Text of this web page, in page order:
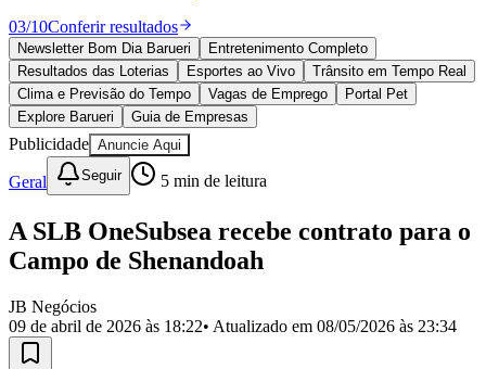
Esportes
Saúde
Segurança
Cultura
Meio Ambiente
Obras
Educação
Bairros de Barueri
Selecione sua regiãoPara notícias da sua região
JubranBelval
VistaCalifórniaCarapicuíbaCentroChácaras MarcoCidades da
Região
Militar
03/10Conferir resultados
Newsletter Bom Dia Barueri
Entretenimento Completo
Resultados das Loterias
Esportes ao Vivo
Trânsito em Tempo Real
Clima e Previsão do Tempo
Vagas de Emprego
Portal Pet
Explore Barueri
Guia de Empresas
Publicidade Anuncie Aqui
Geral Seguir 5 min de leitura
A SLB OneSubsea recebe contrato para o
Campo de Shenandoah
JB Negócios
09 de abril de 2026 às 18:22• Atualizado em 08/05/2026 às 23:34